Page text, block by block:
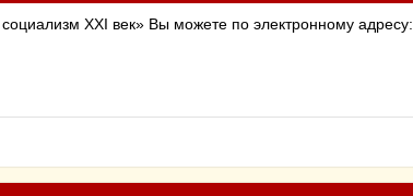
XXI век» Вы можете по электронному адресу: